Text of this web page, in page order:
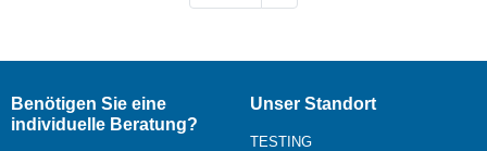
Benötigen Sie eine
individuelle Beratung?
Unser Standort
TESTING